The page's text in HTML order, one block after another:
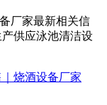
厂家最新相关信
供应泳池清洁设
烧酒设备厂家